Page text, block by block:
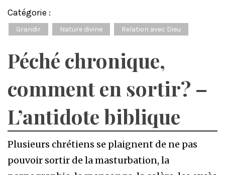
Catégorie :
Grandir Nature divine Relation avec Dieu
Péché chronique,
comment en sortir? –
L’antidote biblique
Plusieurs chrétiens se plaignent de ne pas
pouvoir sortir de la masturbation, la